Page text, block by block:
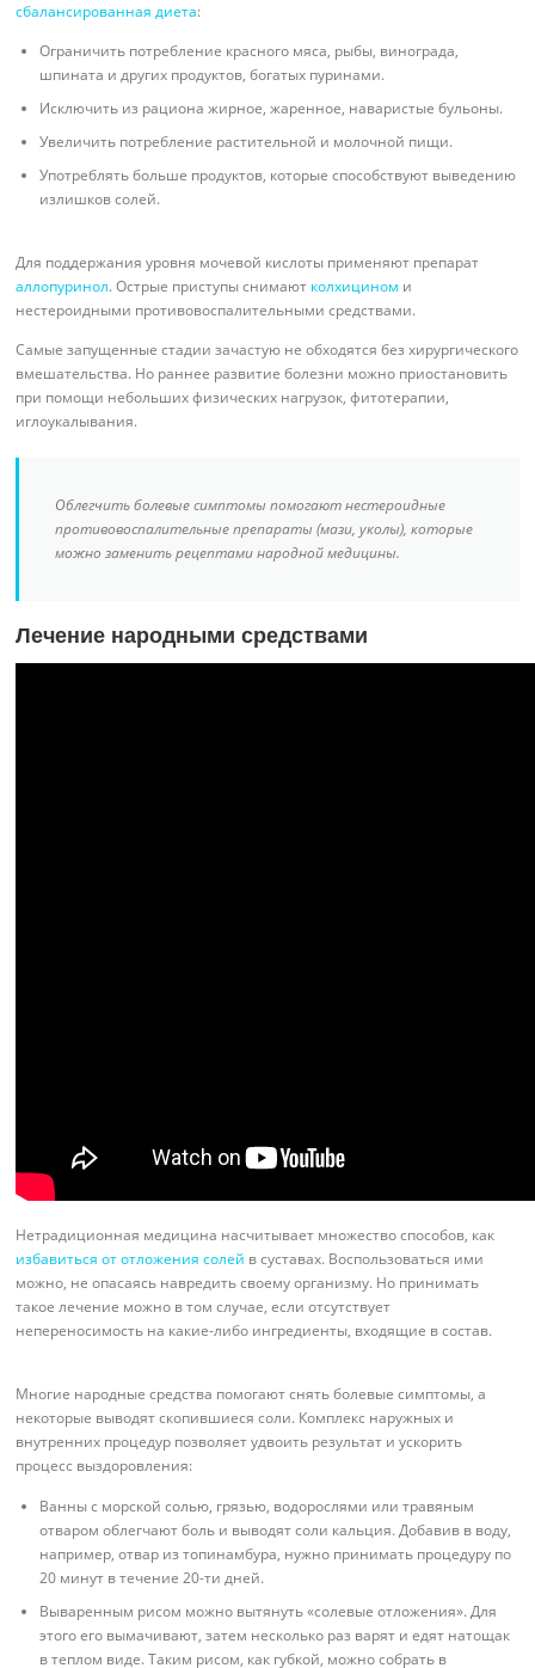
сбалансированная диета:
Ограничить потребление красного мяса, рыбы, винограда,
шпината и других продуктов, богатых пуринами.
Исключить из рациона жирное, жаренное, наваристые бульоны.
Увеличить потребление растительной и молочной пищи.
Употреблять больше продуктов, которые способствуют выведению
излишков солей.
Для поддержания уровня мочевой кислоты применяют препарат
аллопуринол. Острые приступы снимают колхицином и
нестероидными противовоспалительными средствами.
Самые запущенные стадии зачастую не обходятся без хирургического
вмешательства. Но раннее развитие болезни можно приостановить
при помощи небольших физических нагрузок, фитотерапии,
иглоукалывания.
Облегчить болевые симптомы помогают нестероидные
противовоспалительные препараты (мази, уколы), которые
можно заменить рецептами народной медицины.
Лечение народными средствами
Нетрадиционная медицина насчитывает множество способов, как
избавиться от отложения солей в суставах. Воспользоваться ими
можно, не опасаясь навредить своему организму. Но принимать
такое лечение можно в том случае, если отсутствует
непереносимость на какие-либо ингредиенты, входящие в состав.
Многие народные средства помогают снять болевые симптомы, а
некоторые выводят скопившиеся соли. Комплекс наружных и
внутренних процедур позволяет удвоить результат и ускорить
процесс выздоровления:
Ванны с морской солью, грязью, водорослями или травяным
отваром облегчают боль и выводят соли кальция. Добавив в воду,
например, отвар из топинамбура, нужно принимать процедуру по
20 минут в течение 20-ти дней.
Вываренным рисом можно вытянуть «солевые отложения». Для
этого его вымачивают, затем несколько раз варят и едят натощак
в теплом виде. Таким рисом, как губкой, можно собрать в